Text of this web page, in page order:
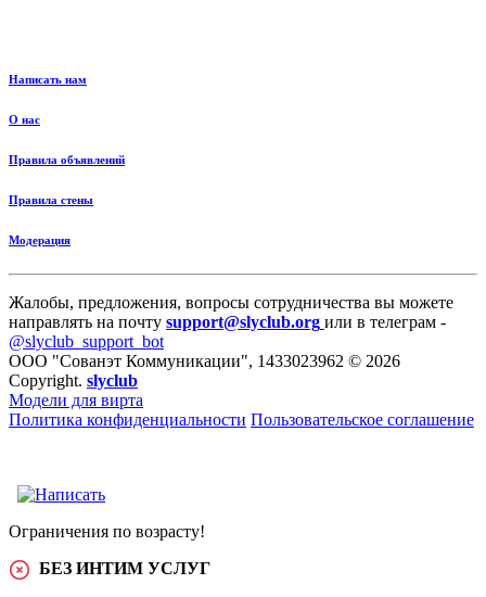
Написать нам
О нас
Правила объявлений
Правила стены
Модерация
Жалобы, предложения, вопросы сотрудничества вы можете
направлять на почту support@slyclub.org или в телеграм -
@slyclub_support_bot
ООО "Сованэт Коммуникации", 1433023962 © 2026
Copyright. slyclub
Модели для вирта
Политика конфиденциальности Пользовательское соглашение
Ограничения по возрасту!
БЕЗ ИНТИМ УСЛУГ